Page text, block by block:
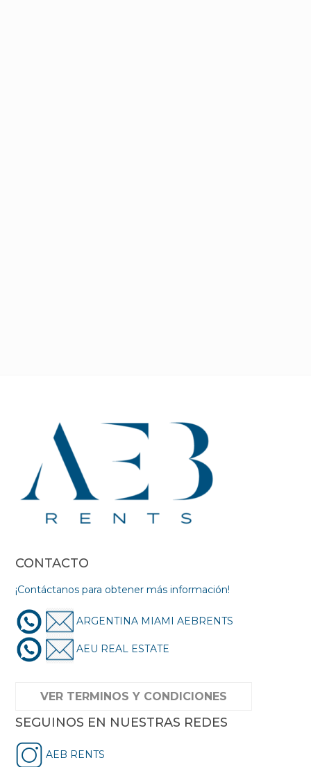
CONTACTO
¡Contáctanos para obtener más información!
ARGENTINA MIAMI AEBRENTS
AEU REAL ESTATE
VER TERMINOS Y CONDICIONES
SEGUINOS EN NUESTRAS REDES
AEB RENTS